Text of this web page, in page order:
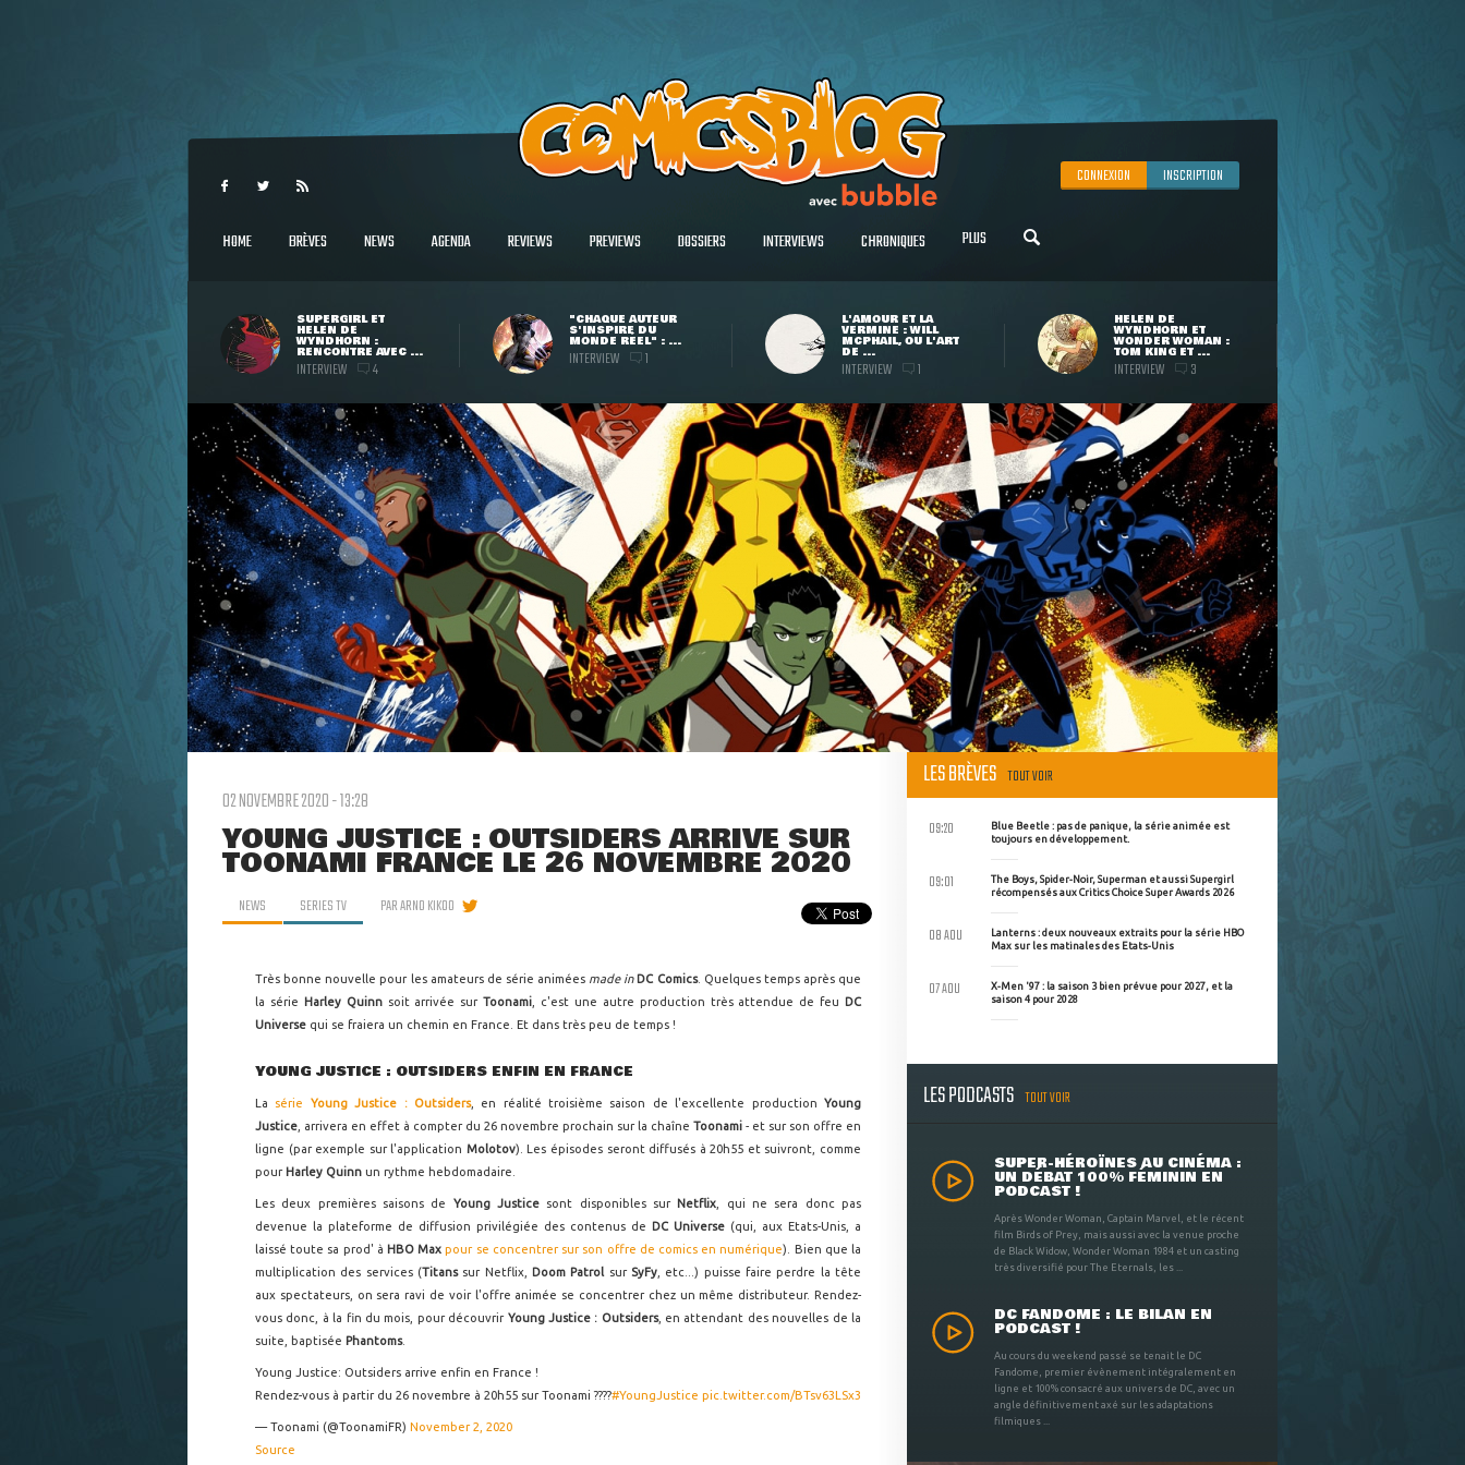
CONNEXION INSCRIPTION
HOME BRÈVES NEWS AGENDA REVIEWS PREVIEWS DOSSIERS INTERVIEWS CHRONIQUES PLUS
SUPERGIRL ET
HELEN DE
WYNDHORN :
RENCONTRE AVEC ...
INTERVIEW 4
"CHAQUE AUTEUR
S'INSPIRE DU
MONDE RÉEL" : ...
INTERVIEW 1
L'AMOUR ET LA
VERMINE : WILL
MCPHAIL, OU L'ART
DE ...
INTERVIEW 1
HELEN DE
WYNDHORN ET
WONDER WOMAN :
TOM KING ET ...
INTERVIEW 3
02 NOVEMBRE 2020 - 13:28
YOUNG JUSTICE : OUTSIDERS ARRIVE SUR
TOONAMI FRANCE LE 26 NOVEMBRE 2020
NEWS SERIES TV PARARNO KIKOO
Très bonne nouvelle pour les amateurs de série animées made in DC Comics. Quelques temps après que
la série Harley Quinn soit arrivée surToonami , c'est une autre production très attendue de feu DC
Universe qui se fraiera un chemin en France. Et dans très peu de temps !
YOUNG JUSTICE : OUTSIDERS ENFIN EN FRANCE
La série Young Justice : Outsiders, en réalité troisième saison de l'excellente productionYoung
Justice , arrivera en effet à compter du 26 novembre prochain sur la chaîne Toonami - et sur son offre en
ligne (par exemple sur l'application Molotov). Les épisodes seront diffusés à 20h55 et suivront, comme
pour Harley Quinn un rythme hebdomadaire.
Les deux premières saisons de Young Justice sont disponibles sur Netflix , qui ne sera donc pas
devenue la plateforme de diffusion privilégiée des contenus de
DC Universe (qui, aux Etats-Unis, a
laissé toute sa prod' à HBO Maxpour se concentrer sur son offre de comics en numérique). Bien que la
multiplication des services (Titans sur Netflix, Doom Patrol sur SyFy , etc...) puisse faire perdre la tête
aux spectateurs, on sera ravi de voir l'offre animée se concentrer chez un même distributeur. Rendez-
vous donc, à la fin du mois, pour découvrir Young Justice : Outsiders, en attendant des nouvelles de la
suite, baptisée Phantoms.
Young Justice: Outsiders arrive enfin en France !
Rendez-vous à partir du 26 novembre à 20h55 sur Toonami ????#YoungJustice pic.twitter.com/BTsv63LSx3
— Toonami (@ToonamiFR) November 2, 2020
Source
LES BRÈVES TOUT VOIR
Blue Beetle : pas de panique, la série animée est
toujours en développement.
09:20
The Boys, Spider-Noir, Superman et aussi Supergirl
récompensés aux Critics Choice Super Awards 2026
09:01
Lanterns : deux nouveaux extraits pour la série HBO
Max sur les matinales des Etats-Unis
08 AOU
X-Men '97 : la saison 3 bien prévue pour 2027, et la
saison 4 pour 2028
07 AOU
LES PODCASTS TOUT VOIR
SUPER-HÉROÏNES AU CINÉMA :
UN DÉBAT 100% FÉMININ EN
PODCAST !
Après Wonder Woman, Captain Marvel, et le récent
film Birds of Prey, mais aussi avec la venue proche
de Black Widow, Wonder Woman 1984 et un casting
très diversifié pour The Eternals, les ...
DC FANDOME : LE BILAN EN
PODCAST !
Au cours du weekend passé se tenait le DC
Fandome, premier évènement intégralement en
ligne et 100% consacré aux univers de DC, avec un
angle définitivement axé sur les adaptations
filmiques ...